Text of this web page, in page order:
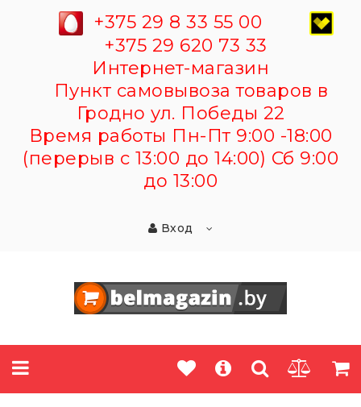
+375 29 8 33 55 00
+375 29 620 73 33
Интернет-магазин
Пункт самовывоза товаров в
Гродно ул. Победы 22
Время работы Пн-Пт 9:00 -18:00
(перерыв с 13:00 до 14:00) Сб 9:00
до 13:00
Вход